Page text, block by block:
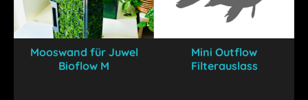
Mooswand für Juwel
Bioflow M
Mini Outflow
Filterauslass